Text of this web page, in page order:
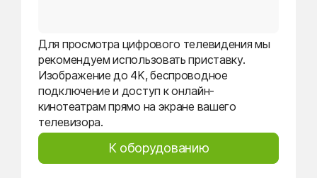
Для просмотра цифрового телевидения мы
рекомендуем использовать приставку.
Изображение до 4K, беспроводное
подключение и доступ к онлайн-
кинотеатрам прямо на экране вашего
телевизора.
К оборудованию